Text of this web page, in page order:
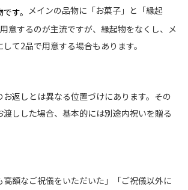
す。 メインの品物に「お菓子」と「縁起
意するのが主流ですが、縁起物をなくし、メ
て2品で用意する場合もあります。
返しとは異なる位置づけにあります。その
しした場合、基本的には別途内祝いを贈る
高額なご祝儀をいただいた」「ご祝儀以外に